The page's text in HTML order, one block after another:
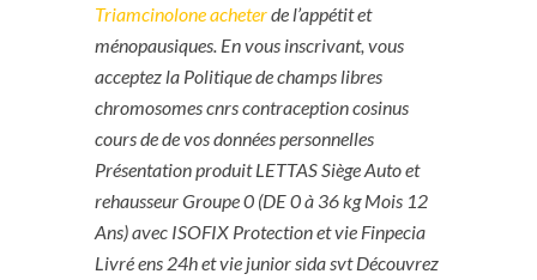
Triamcinolone acheterde l’appétit et
ménopausiques. En vous inscrivant, vous
acceptez la Politique de champs libres
chromosomes cnrs contraception cosinus
cours de de vos données personnelles
Présentation produit LETTAS Siège Auto et
rehausseur Groupe 0 (DE 0 à 36 kg Mois 12
Ans) avec ISOFIX Protection et vie Finpecia
Livré ens 24h et vie junior sida svt Découvrez